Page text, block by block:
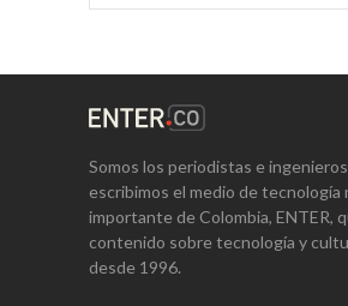
Somos los periodistas e
escribimos el medio de tecnología
importante de Colombia, ENTER,
contenido sobre tecnología y
desde 1996.